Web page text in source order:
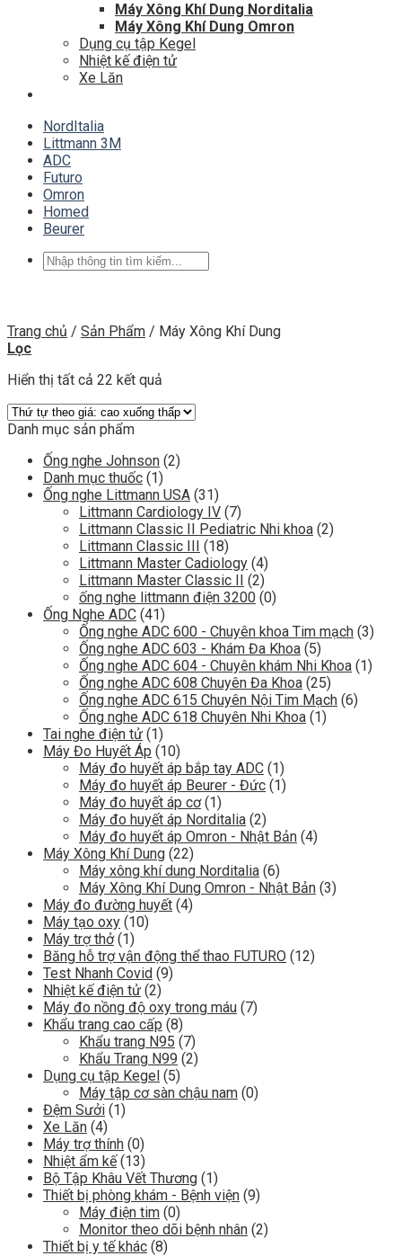
Máy Xông Khí Dung Norditalia
Máy Xông Khí Dung Omron
Dụng cụ tập Kegel
Nhiệt kế điện tử
Xe Lăn
NordItalia
Littmann 3M
ADC
Futuro
Omron
Homed
Beurer
Tìm
kiếm:
Trang chủ / Sản Phẩm / Máy Xông Khí Dung
Lọc
Hiển thị tất cả 22 kết quả
Danh mục sản phẩm
Ống nghe Johnson (2)
Danh mục thuốc (1)
Ống nghe Littmann USA (31)
Littmann Cardiology IV (7)
Littmann Classic II Pediatric Nhi khoa (2)
Littmann Classic III (18)
Littmann Master Cadiology (4)
Littmann Master Classic II (2)
ống nghe littmann điện 3200 (0)
Ống Nghe ADC (41)
Ống nghe ADC 600 - Chuyên khoa Tim mạch (3)
Ống nghe ADC 603 - Khám Đa Khoa (5)
Ống nghe ADC 604 - Chuyên khám Nhi Khoa (1)
Ống nghe ADC 608 Chuyên Đa Khoa (25)
Ống nghe ADC 615 Chuyên Nội Tim Mạch (6)
Ống nghe ADC 618 Chuyên Nhi Khoa (1)
Tai nghe điện tử (1)
Máy Đo Huyết Áp (10)
Máy đo huyết áp bắp tay ADC (1)
Máy đo huyết áp Beurer - Đức (1)
Máy đo huyết áp cơ (1)
Máy đo huyết áp Norditalia (2)
Máy đo huyết áp Omron - Nhật Bản (4)
Máy Xông Khí Dung (22)
Máy xông khí dung Norditalia (6)
Máy Xông Khí Dung Omron - Nhật Bản (3)
Máy đo đường huyết (4)
Máy tạo oxy (10)
Máy trợ thở (1)
Băng hỗ trợ vận động thể thao FUTURO (12)
Test Nhanh Covid (9)
Nhiệt kế điện tử (2)
Máy đo nồng độ oxy trong máu (7)
Khẩu trang cao cấp (8)
Khẩu trang N95 (7)
Khẩu Trang N99 (2)
Dụng cụ tập Kegel (5)
Máy tập cơ sàn chậu nam (0)
Đệm Sưởi (1)
Xe Lăn (4)
Máy trợ thính (0)
Nhiệt ẩm kế (13)
Bộ Tập Khâu Vết Thương (1)
Thiết bị phòng khám - Bệnh viện (9)
Máy điện tim (0)
Monitor theo dõi bệnh nhân (2)
Thiết bị y tế khác (8)